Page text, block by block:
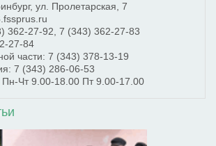
, ул. Пролетарская, 7
362-27-92 7 (343) 362-27-83
27-84
части: 7 (343) 378-13-19
7 (343) 286-06-53
Чт 9.00-18.00 Пт 9.00-17.00